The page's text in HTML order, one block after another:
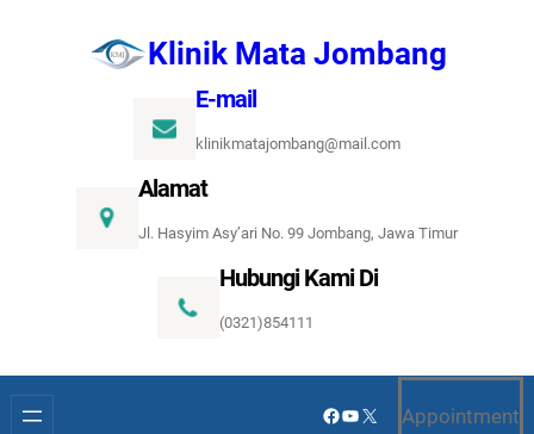
Klinik Mata Jombang
E-mail
klinikmatajombang@mail.com
Alamat
Jl. Hasyim Asy’ari No. 99 Jombang, Jawa Timur
Hubungi Kami Di
(0321)854111
Facebook
YouTube
X Appointment